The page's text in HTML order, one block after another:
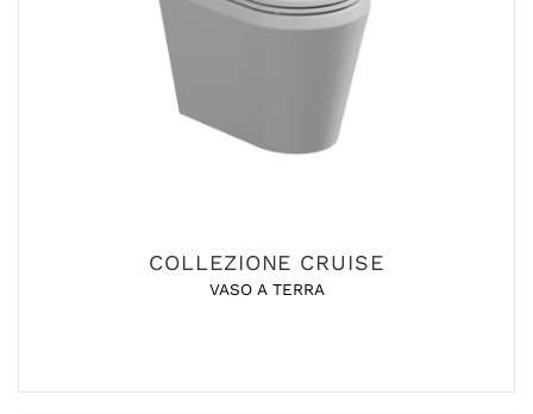
COLLEZIONE CRUISE
VASO A TERRA